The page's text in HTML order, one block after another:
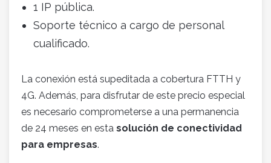
1 IP pública.
Soporte técnico a cargo de personal
cualificado.
La conexión está supeditada a cobertura FTTH y
4G. Además, para disfrutar de este precio especial
es necesario comprometerse a una permanencia
de 24 meses en esta solución de conectividad
para empresas.